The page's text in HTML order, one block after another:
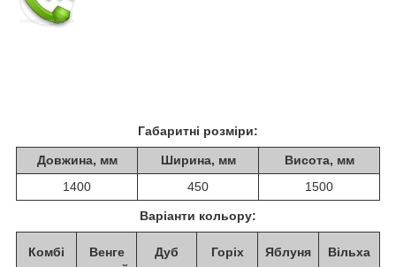
Габаритні розміри:
Довжина, мм Ширина, мм
Висота, мм
1400
450 1500
Варіанти кольору:
Комбі
Венге
Дуб
Горіх Яблуня Вільха